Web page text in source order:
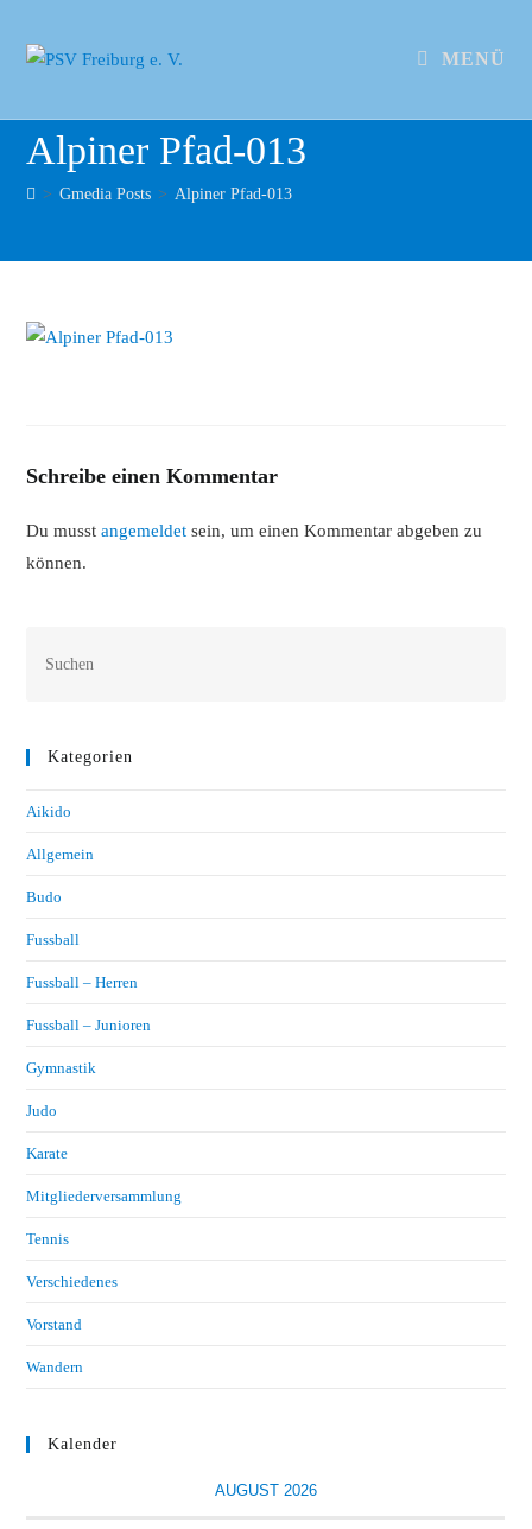
MENÜ
Alpiner Pfad-013
> Gmedia Posts > Alpiner Pfad-013
Schreibe einen Kommentar
Du musstangemeldet sein, um einen Kommentar abgeben zu
können.
Kategorien
Aikido
Allgemein
Budo
Fussball
Fussball – Herren
Fussball – Junioren
Gymnastik
Judo
Karate
Mitgliederversammlung
Tennis
Verschiedenes
Vorstand
Wandern
Kalender
AUGUST 2026